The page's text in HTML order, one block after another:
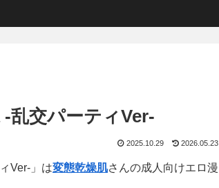
乱交パーティVer-
2025.10.29 2026.05.23
Ver-」は変態乾燥肌さんの成人向けエロ漫